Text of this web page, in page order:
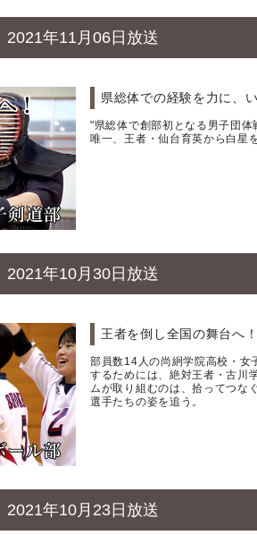
2021年11月06日放送
県総体での経験を力に、
"県総体で創部初となる男子団
唯一、王者・仙台育英から白星
2021年10月30日放送
王者を倒し全国の舞台へ
部員数14人の尚絅学院高校・女
するためには、絶対王者・古川
ムが取り組むのは、拾ってつな
選手たちの姿を追う。
2021年10月23日放送